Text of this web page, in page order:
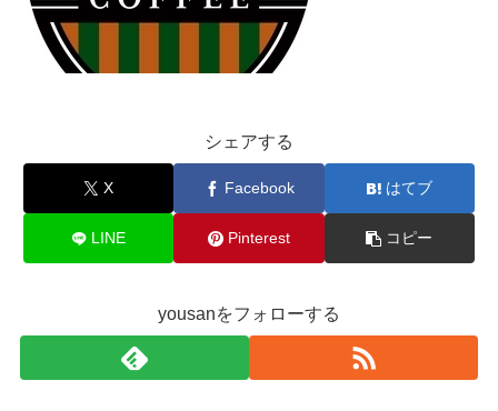
シェアする
X Facebook はてブ
LINE Pinterest コピー
yousanをフォローする